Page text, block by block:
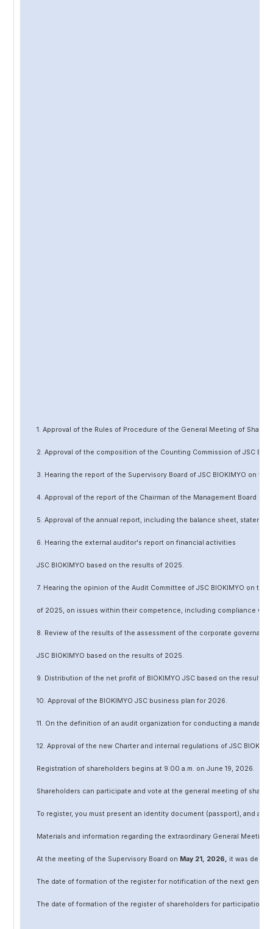
1. Approval of the Rules of Procedure of the General Meeting of
2. Approval of the composition of the Counting Commission of JSC
3. Hearing the report of the Supervisory Board of JSC BIOKIMYO on
4. Approval of the report of the Chairman of the Management Board
5. Approval of the annual report, including the balance sheet,
6. Hearing the external auditor's report on financial activities
JSC BIOKIMYO based on the results of 2025.
7. Hearing the opinion of the Audit Committee of JSC BIOKIMYO on the
of 2025, on issues within their competence, including compliance
8. Review of the results of the assessment of the corporate
JSC BIOKIMYO based on the results of 2025.
9. Distribution of the net profit of BIOKIMYO JSC based on the results
10. Approval of the BIOKIMYO JSC business plan for 2026.
11. On the definition of an audit organization for conducting a
12. Approval of the new Charter and internal regulations of JSC
Registration of shareholders begins at 9:00 a.m. on June 19, 2026.
Shareholders can participate and vote at the general meeting of
To register, you must present an identity document (passport), and a
Materials and information regarding the extraordinary General
At the meeting of the Supervisory Board on May21, 2026, it was
The date of formation of the register for notification of the next
The date of formation of the register of shareholders for participation